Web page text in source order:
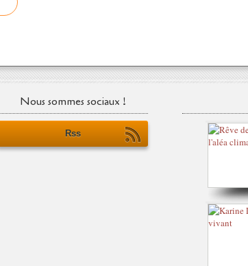
Nous sommes sociaux !
Rss